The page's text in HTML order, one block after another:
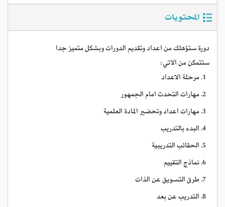
المحتويات
دورة ستؤهلك من اعداد وتقديم الدورات وبشكل متميز جدا
ستتمكن من الاتي:
مرحلة الاعداد
مهارات التحدث امام الجمهور
مهارات اعداد وتحضير المادة العلمية
البدء بالتدريب
الحقائب التدريبية
نماذج التقييم
طرق التسويق عن الذات
التدريب عن بعد